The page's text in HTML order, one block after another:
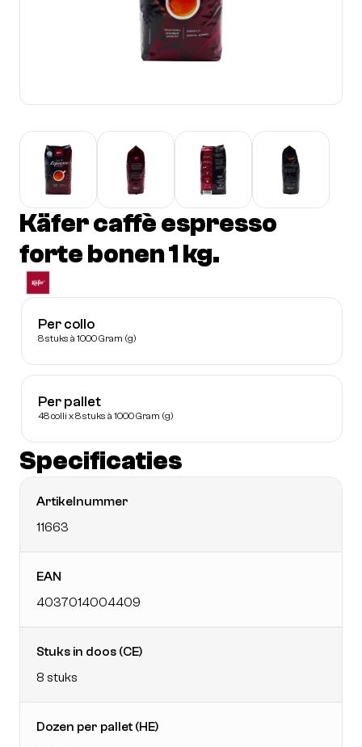
Käfer caffè espresso
forte bonen 1 kg.
Per collo
8 stuks à 1000 Gram (g)
Per pallet
48 colli x 8 stuks à 1000 Gram (g)
Specificaties
Artikelnummer
11663
EAN
4037014004409
Stuks in doos (CE)
8 stuks
Dozen per pallet (HE)